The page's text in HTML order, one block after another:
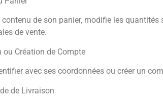
contenu de son panier, modifie les
de vente.
Création de Compte
avec ses coordonnées ou créer un
de Livraison